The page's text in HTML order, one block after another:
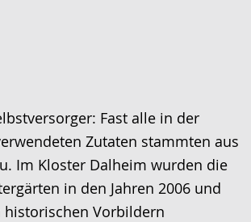
Fast alle in der
Zutaten stammten aus
Im Kloster Dalheim wurden die
in den Jahren 2006 und
historischen Vorbildern